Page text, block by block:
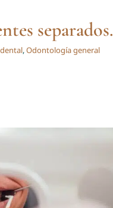
separados.
,Odontología general